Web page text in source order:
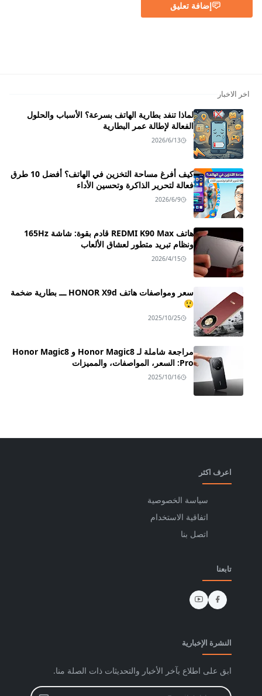
إضافة تعليق
اخر الاخبار
لماذا تنفد بطارية الهاتف بسرعة؟ الأسباب والحلول
الفعالة لإطالة عمر البطارية
2026/6/13
كيف أفرغ مساحة التخزين في الهاتف؟ أفضل 10 طرق
فعالة لتحرير الذاكرة وتحسين الأداء
2026/6/9
هاتف REDMI K90 Max قادم بقوة: شاشة 165Hz
ونظام تبريد متطور لعشاق الألعاب
2026/4/15
سعر ومواصفات هاتف HONOR X9d ـــ بطارية ضخمة
😲
2025/10/25
مراجعة شاملة لـ Honor Magic8 و Honor Magic8
Pro: السعر، المواصفات، والمميزات
2025/10/16
اعرف اكثر
سياسة الخصوصية
اتفاقية الاستخدام
اتصل بنا
تابعنا
النشرة الإخبارية
ابق على اطلاع بآخر الأخبار والتحديثات ذات الصلة منا.